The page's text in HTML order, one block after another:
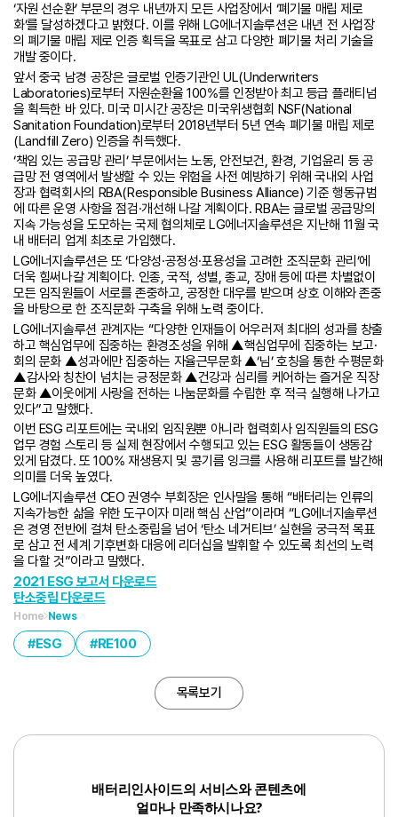
‘자원 선순환’ 부문의 경우 내년까지 모든 사업장에서 ‘폐기물 매립 제로
화’를 달성하겠다고 밝혔다. 이를 위해 LG에너지솔루션은 내년 전 사업장
의 폐기물 매립 제로 인증 획득을 목표로 삼고 다양한 폐기물 처리 기술을
개발 중이다.
앞서 중국 남경 공장은 글로벌 인증기관인 UL(Underwriters
Laboratories)로부터 자원순환율 100%를 인정받아 최고 등급 플래티넘
을 획득한 바 있다. 미국 미시간 공장은 미국위생협회 NSF(National
Sanitation Foundation)로부터 2018년부터 5년 연속 폐기물 매립 제로
(Landfill Zero) 인증을 취득했다.
‘책임 있는 공급망 관리’ 부문에서는 노동, 안전보건, 환경, 기업윤리 등 공
급망 전 영역에서 발생할 수 있는 위험을 사전 예방하기 위해 국내외 사업
장과 협력회사의 RBA(Responsible Business Alliance) 기준 행동규범
에 따른 운영 사항을 점검·개선해 나갈 계획이다. RBA는 글로벌 공급망의
지속 가능성을 도모하는 국제 협의체로 LG에너지솔루션은 지난해 11월 국
내 배터리 업계 최초로 가입했다.
LG에너지솔루션은 또 ‘다양성·공정성·포용성을 고려한 조직문화 관리’에
더욱 힘써나갈 계획이다. 인종, 국적, 성별, 종교, 장애 등에 따른 차별없이
모든 임직원들이 서로를 존중하고, 공정한 대우를 받으며 상호 이해와 존중
을 바탕으로 한 조직문화 구축을 위해 노력 중이다.
LG에너지솔루션 관계자는 “다양한 인재들이 어우러져 최대의 성과를 창출
하고 핵심업무에 집중하는 환경조성을 위해 ▲핵심업무에 집중하는 보고·
회의 문화 ▲성과에만 집중하는 자율근무문화 ▲‘님’ 호칭을 통한 수평문화
▲감사와 칭찬이 넘치는 긍정문화 ▲건강과 심리를 케어하는 즐거운 직장
문화 ▲이웃에게 사랑을 전하는 나눔문화를 수립한 후 적극 실행해 나가고
있다”고 말했다.
이번 ESG 리포트에는 국내외 임직원뿐 아니라 협력회사 임직원들의 ESG
업무 경험 스토리 등 실제 현장에서 수행되고 있는 ESG 활동들이 생동감
있게 담겼다. 또 100% 재생용지 및 콩기름 잉크를 사용해 리포트를 발간해
의미를 더욱 높였다.
LG에너지솔루션 CEO 권영수 부회장은 인사말을 통해 “배터리는 인류의
지속가능한 삶을 위한 도구이자 미래 핵심 산업”이라며 “LG에너지솔루션
은 경영 전반에 걸쳐 탄소중립을 넘어 ‘탄소 네거티브’ 실현을 궁극적 목표
로 삼고 전 세계 기후변화 대응에 리더십을 발휘할 수 있도록 최선의 노력
을 다할 것”이라고 말했다.
2021 ESG 보고서 다운로드
탄소중립 다운로드
Home News
ESG RE100
목록보기
배터리인사이드의 서비스와 콘텐츠에
얼마나 만족하시나요?